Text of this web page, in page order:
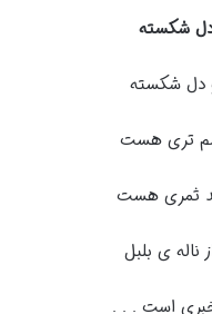
شکسته
تری هست
ثمری هست
ی بلبل
است . . .